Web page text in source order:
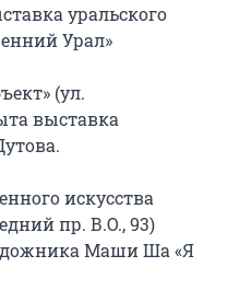
уральского
Урал»
(ул.
выставка
искусства
пр. В.О., 93)
Маши Ша «Я